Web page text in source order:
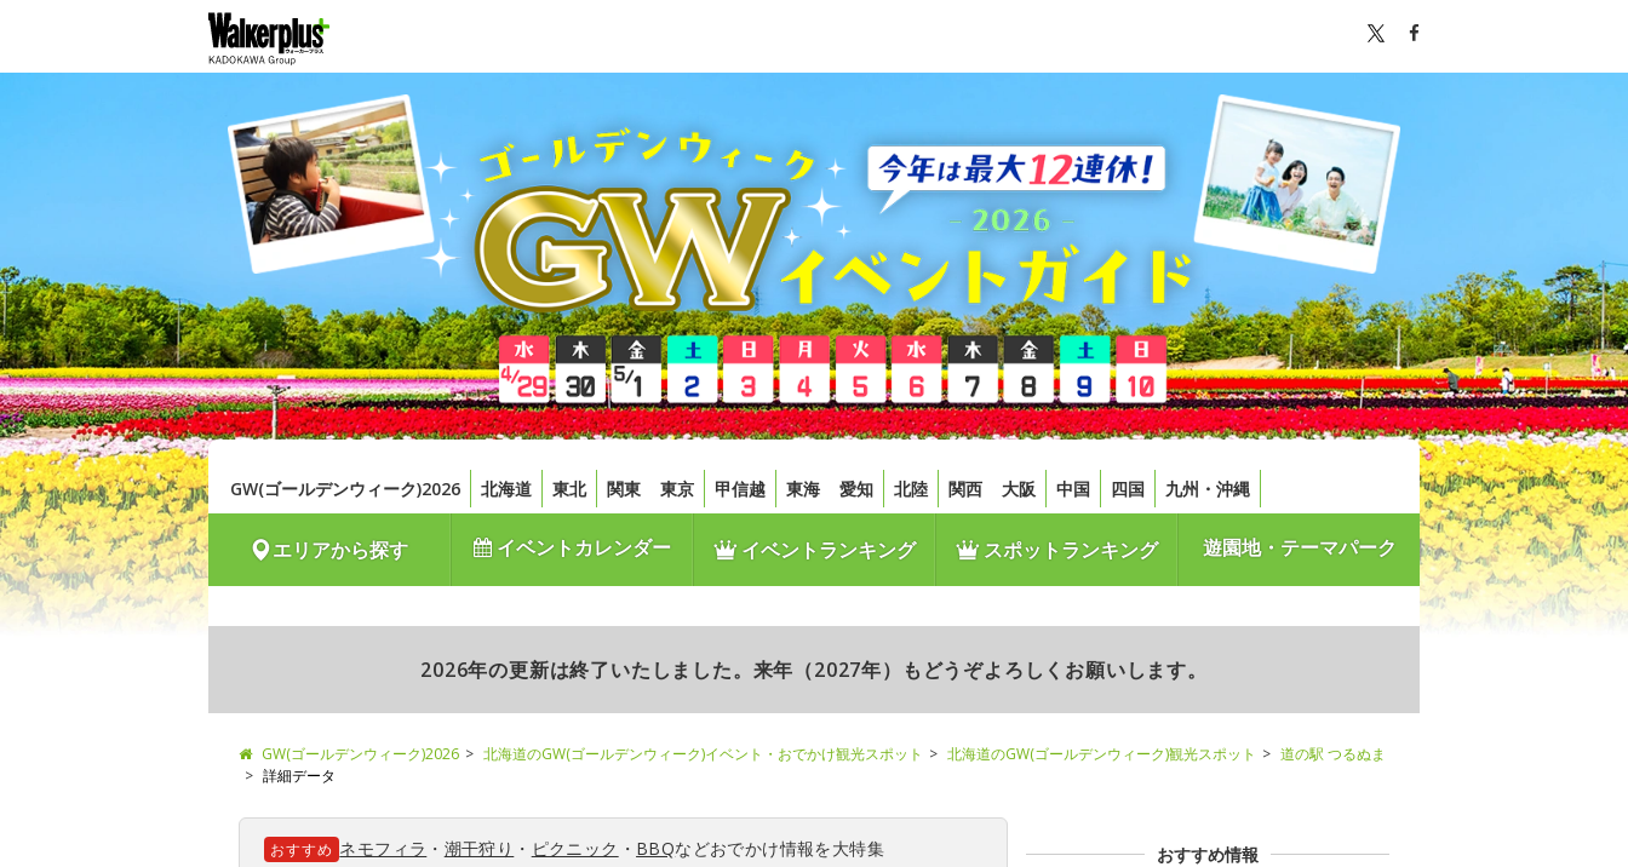
GW(ゴールデンウィーク)2026 北海道 東北 関東 東京 甲信越 東海 愛知 北陸 関西 大阪 中国 四国 九州・沖縄
エリアから探す イベントカレンダー イベントランキング スポットランキング 遊園地・テーマパーク
2026年の更新は終了いたしました。来年（2027年）もどうぞよろしくお願いします。
GW(ゴールデンウィーク)2026 北海道のGW(ゴールデンウィーク)イベント・おでかけ観光スポット 北海道のGW(ゴールデンウィーク)観光スポット
道の駅 つるぬま
詳細データ
おすすめ ネモフィラ ・ 潮干狩り ・ ピクニック ・ BBQなどおでかけ情報を大特集 おすすめ情報